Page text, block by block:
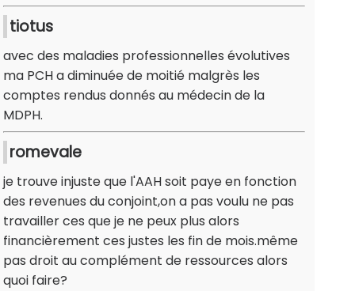
tiotus
avec des maladies professionnelles évolutives
ma PCH a diminuée de moitié malgrès les
comptes rendus donnés au médecin de la
MDPH.
romevale
je trouve injuste que l'AAH soit paye en fonction
des revenues du conjoint,on a pas voulu ne pas
travailler ces que je ne peux plus alors
financièrement ces justes les fin de mois.même
pas droit au complément de ressources alors
quoi faire?